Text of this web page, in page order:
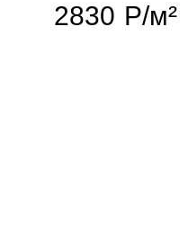
2830 Р/м²